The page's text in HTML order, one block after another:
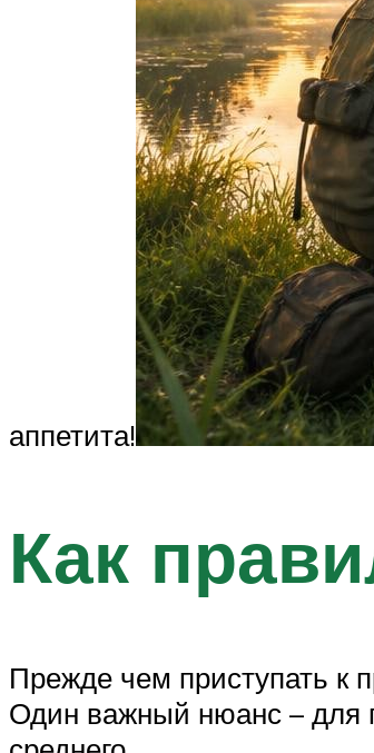
аппетита!
Как
Прежде чем приступать к
Один важный нюанс – для